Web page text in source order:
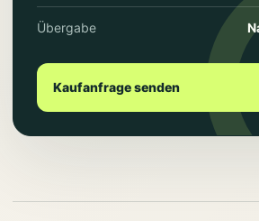
Übergabe
Kaufanfrage senden